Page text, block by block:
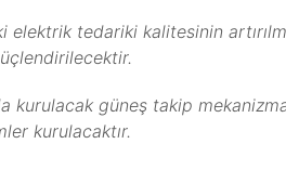
elektrik tedariki kalitesinin
kurulacak güneş takip
kurulacaktır.